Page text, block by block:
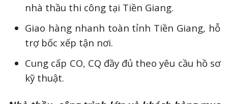
nhà thầu thi công tại Tiền Giang.
Giao hàng nhanh toàn tỉnh Tiền Giang, hỗ
trợ bốc xếp tận nơi.
Cung cấp CO, CQ đầy đủ theo yêu cầu hồ sơ
kỹ thuật.